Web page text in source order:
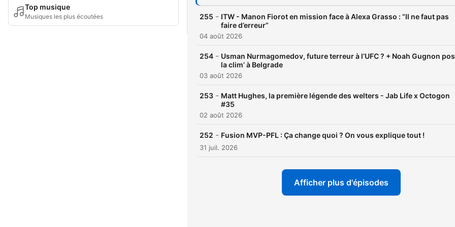
Top musique
Musiques les plus écoutées 255 - ITW - Manon Fiorot en mission face à Alexa Grasso : “Il ne faut pas
faire d’erreur”
04 août 2026
254 - Usman Nurmagomedov, future terreur à l’UFC ? + Noah Gugnon
la clim’ à Belgrade
03 août 2026
253 - Matt Hughes, la première légende des welters - Jab Life x Octogon
#35
02 août 2026
252 - Fusion MVP-PFL : Ça change quoi ? On vous explique tout !
31 juil. 2026
Afficher plus d'épisodes